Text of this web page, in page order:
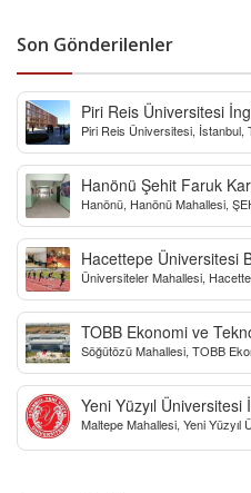
Son Gönderilenler
Piri Reis Üniversitesi
Piri Reis Üniversitesi, İstanbul,
Hanönü Şehit Faruk
Hanönü, Hanönü Mahallesi,
Hacettepe Üniversitesi
Üniversiteler Mahallesi,
TOBB Ekonomi ve
Söğütözü Mahallesi, TOBB
Yeni Yüzyıl
Fakültesi
Maltepe Mahallesi, Yeni